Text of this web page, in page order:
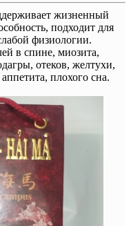
жизненный
подходит для
физиологии.
в спине, миозита,
отеков, желтухи,
плохого сна.